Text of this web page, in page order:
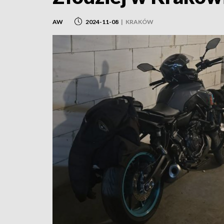
AW 2024-11-08 | KRAKÓW